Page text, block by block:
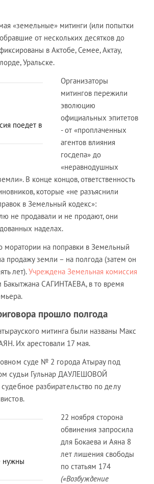
«земельные» митинги (или попытки
от нескольких десятков до
в Актобе, Семее, Актау,
Уральске.
поедет в
Организаторы
митингов пережили
эволюцию
официальных эпитетов
- от «проплаченных
агентов влияния
госдепа» до
«неравнодушных
В конце концов, ответственность
которые «не разъяснили
в Земельный кодекс»:
не продавали и не продают, они
наделах.
моратории на поправки в Земельный
продажу земли – на полгода (затем он
лет).Учреждена Земельная комиссия
Бакытжана САГИНТАЕВА, в то время
прошло полгода
митинга были названы Макс
Их арестовали 17 мая.
суде № 2 города Атырау под
судьи Гульнар ДАУЛЕШОВОЙ
разбирательство по делу
нужны
22 ноября сторона
обвинения запросила
для Бокаева и Аяна 8
лет лишения свободы
по статьям 174
(«Возбуждение